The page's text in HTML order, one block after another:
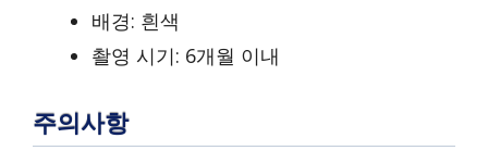
배경: 흰색
촬영 시기: 6개월 이내
주의사항